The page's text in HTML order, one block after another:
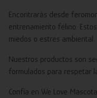
Encontrarás desde
entrenamiento felino.
miedos o estrés ambiental.
Nuestros productos son
formulados para respetar
Confía en We Love